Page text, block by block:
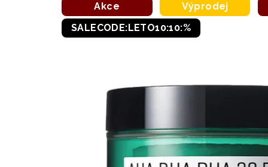
Akce Výprodej
SALECODE:LETO10:10:%